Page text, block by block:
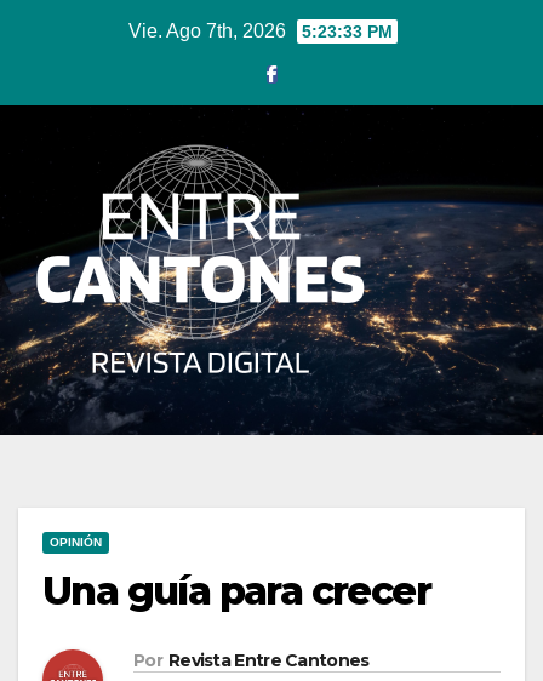
Vie. Ago 7th, 2026 5:23:33 PM
OPINIÓN
Una guía para crecer
Por Revista Entre Cantones